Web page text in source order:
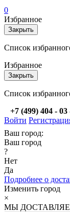
0
Избранное
Закрыть
Список
Избранное
Закрыть
Список
+7 (499) 404 - 03
Войти
Ваш город:
Ваш город
?
Нет
Да
Подробнее о
Изменить город
×
МЫ